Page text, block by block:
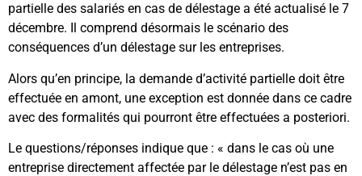
partielle des salariés en cas de délestage a été actualisé le 7
décembre. Il comprend désormais le scénario des
conséquences d’un délestage sur les entreprises.
Alors qu’en principe, la demande d’activité partielle doit être
effectuée en amont, une exception est donnée dans ce cadre
avec des formalités qui pourront être effectuées a posteriori.
Le questions/réponses indique que : « dans le cas où une
entreprise directement affectée par le délestage n’est pas en